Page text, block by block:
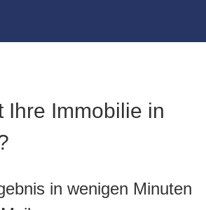
Ihre Immobilie in
in wenigen Minuten